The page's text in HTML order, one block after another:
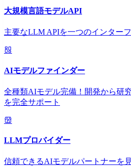
大規模言語モデルAPI
主要なLLM APIを一つのインターフ
AIモデルファインダー
全種類AIモデル完備！開発から研
を完全サポート
LLMプロバイダー
信頼できるAIモデルパートナーを